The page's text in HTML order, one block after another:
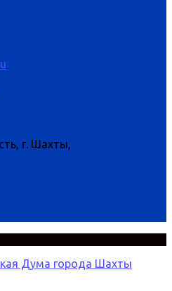
г. Шахты,
Дума города Шахты